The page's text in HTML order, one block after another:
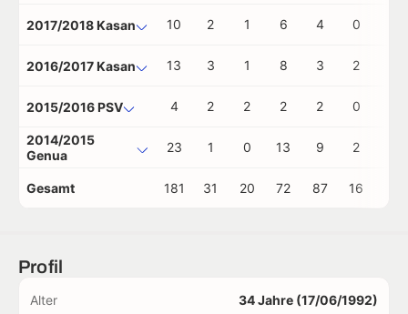
2017/2018 Kasan 10 2 1 6 4 0
2016/2017 Kasan 13 3 1 8 3 2
2015/2016 PSV 4 2 2 2 2 0
2014/2015
Genua
23 1 0 13 9 2
Gesamt 181 31 20 72 87 16
Profil
Alter 34 Jahre (17/06/1992)